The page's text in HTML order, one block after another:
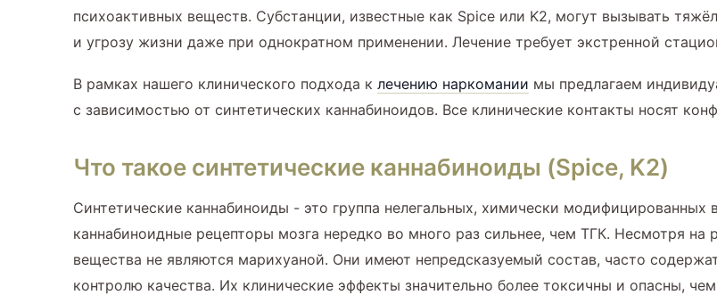
психоактивных веществ. Субстанции, известные как Spice или K2, могут вызывать
и угрозу жизни даже при однократном применении. Лечение требует экстренной
В рамках нашего клинического подхода к лечению наркомании мы предлагаем
с зависимостью от синтетических каннабиноидов. Все клинические контакты носят
Что такое синтетические каннабиноиды (Spice, K2)
Синтетические каннабиноиды - это группа нелегальных, химически
каннабиноидные рецепторы мозга нередко во много раз сильнее, чем ТГК. Несмотря на
вещества не являются марихуаной. Они имеют непредсказуемый состав, часто
контролю качества. Их клинические эффекты значительно более токсичны и опасны,